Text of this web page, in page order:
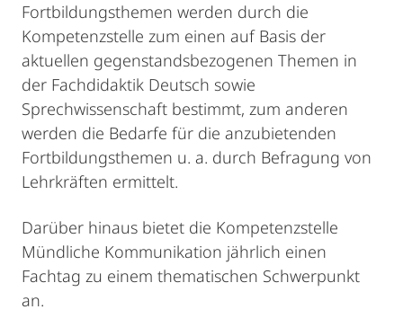
Fortbildungsthemen werden durch die
Kompetenzstelle zum einen auf Basis der
aktuellen gegenstandsbezogenen Themen in
der Fachdidaktik Deutsch sowie
Sprechwissenschaft bestimmt, zum anderen
werden die Bedarfe für die anzubietenden
Fortbildungsthemen u. a. durch Befragung von
Lehrkräften ermittelt.
Darüber hinaus bietet die Kompetenzstelle
Mündliche Kommunikation jährlich einen
Fachtag zu einem thematischen Schwerpunkt
an.